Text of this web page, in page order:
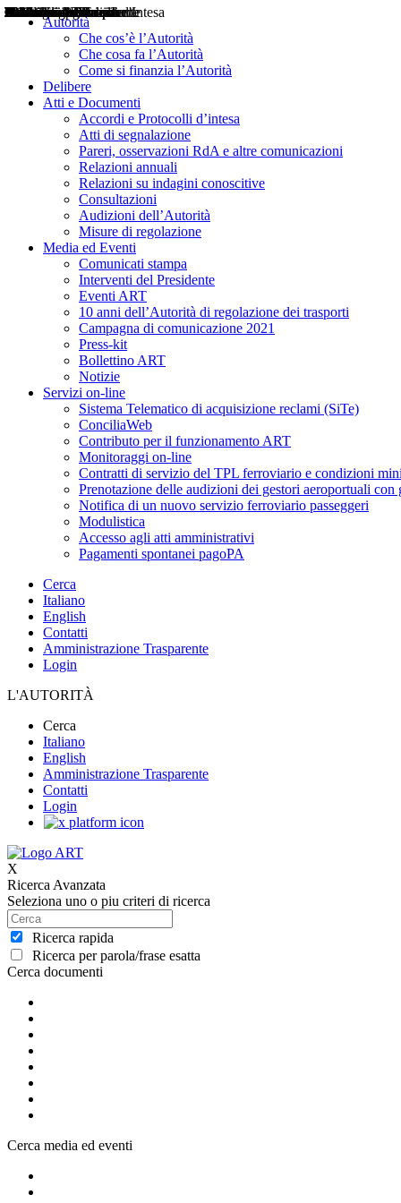
Autorità
Che cos’è l’Autorità
Che cosa fa l’Autorità
Come si finanzia l’Autorità
Delibere
Atti e Documenti
Accordi e Protocolli d’intesa
Atti di segnalazione
Pareri, osservazioni RdA e altre comunicazioni
Relazioni annuali
Relazioni su indagini conoscitive
Consultazioni
Audizioni dell’Autorità
Misure di regolazione
Media ed Eventi
Comunicati stampa
Interventi del Presidente
Eventi ART
10 anni dell’Autorità di regolazione dei trasporti
Campagna di comunicazione 2021
Press-kit
Bollettino ART
Notizie
Servizi on-line
Sistema Telematico di acquisizione reclami (SiTe)
ConciliaWeb
Contributo per il funzionamento ART
Monitoraggi on-line
Contratti di servizio del TPL ferroviario e condizioni
Prenotazione delle audizioni dei gestori aeroportuali con
Notifica di un nuovo servizio ferroviario passeggeri
Modulistica
Accesso agli atti amministrativi
Pagamenti spontanei pagoPA
Cerca
Italiano
English
Contatti
Amministrazione Trasparente
Login
L'AUTORITÀ
Cerca
Italiano
English
Amministrazione Trasparente
Contatti
Login
X
Ricerca Avanzata
Seleziona uno o piu criteri di ricerca
Ricerca rapida
Ricerca per parola/frase esatta
Cerca documenti
Delibere
Pareri
Consultazioni
Audizioni
Atti di Segnalazione
Accordi e Protocolli d'Intesa
Relazioni annuali
Misure di regolazione
Cerca media ed eventi
Notizie
Comunicati Stampa
Bollettini ART
Convegni ART
Interviste del Presidente
Articoli in primo piano
Interventi del Presidente
2004
2005
2010
2013
2014
2015
2016
2017
2018
2019
202
2020
2021
2022
2023
2024
2025
2026
Aereo
Marittimo
Terrestre